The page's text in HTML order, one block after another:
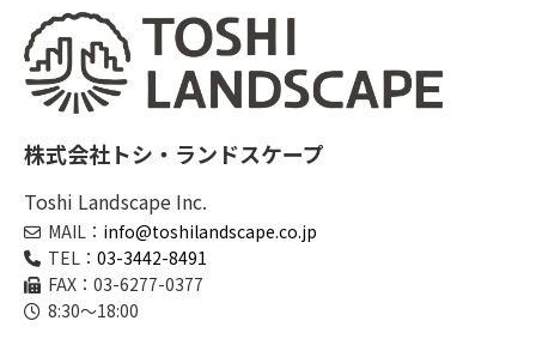
株式会社トシ・ランドスケープ
Toshi Landscape Inc.
MAIL： info@toshilandscape.co.jp
TEL： 03-3442-8491
FAX：03-6277-0377
8:30～18:00